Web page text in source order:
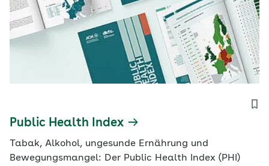
Public Health Index
Tabak, Alkohol, ungesunde Ernährung und
Bewegungsmangel: Der Public Health Index (PHI)